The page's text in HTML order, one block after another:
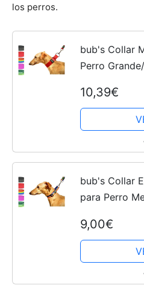
los perros.
bub's Collar
Perro
Razas de
para...
10,39€
bub's Collar
para Perro
(Comprobar
9,00€